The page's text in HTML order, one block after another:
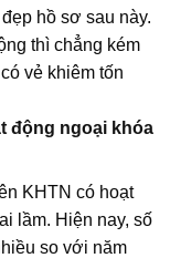
hồ sơ sau này.
thì chẳng kém
vẻ khiêm tốn
động ngoại khóa
KHTN có hoạt
lầm. Hiện nay, số
so với năm